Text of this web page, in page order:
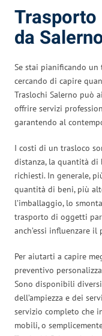
da
Se stai pianificando un
cercando di capire
Traslochi Salerno può
offrire servizi
garantendo al
I costi di un trasloco
distanza, la quantità
richiesti. In generale,
quantità di beni, più
l’imballaggio, lo
trasporto di oggetti
anch’essi influenzare il
Per aiutarti a capire
preventivo
Sono disponibili
dell’ampiezza e dei
servizio completo che
mobili, o